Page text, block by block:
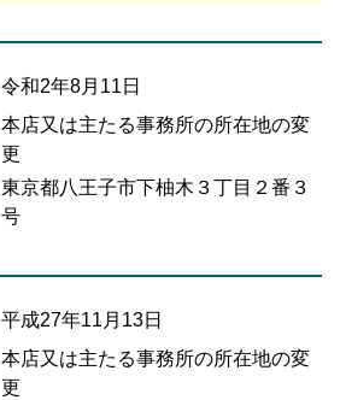
令和2年8月11日
本店又は主たる事務所の所在地の変
更
東京都八王子市下柚木３丁目２番３
号
平成27年11月13日
本店又は主たる事務所の所在地の変
更